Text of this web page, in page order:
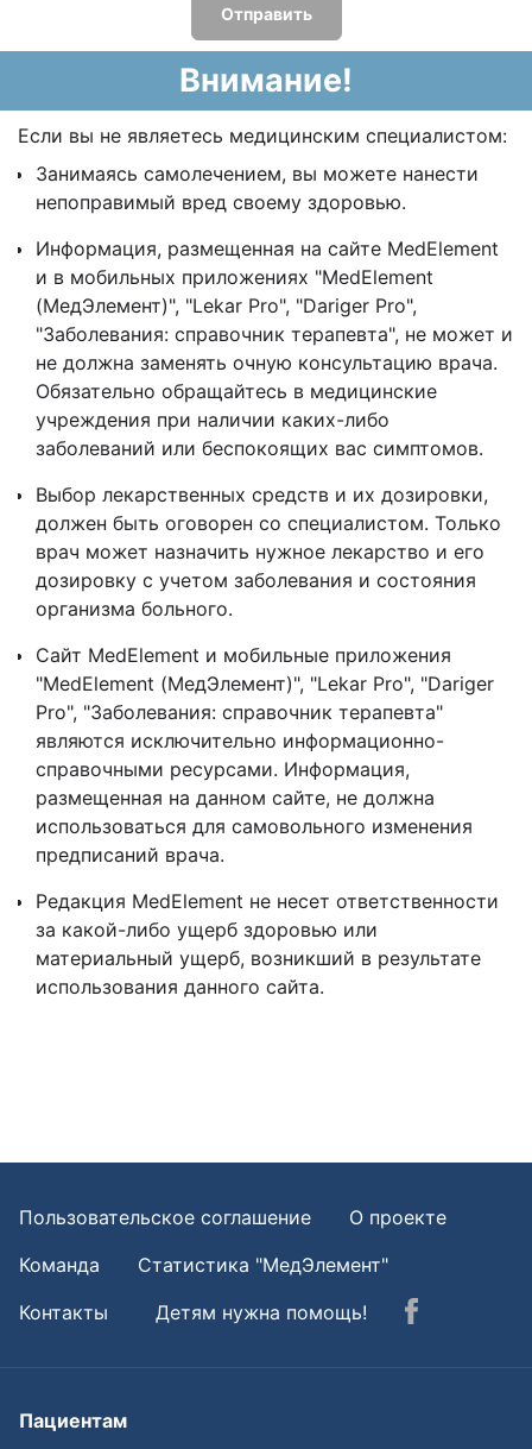
Отправить
Внимание!
Если вы не являетесь медицинским специалистом:
Занимаясь самолечением, вы можете нанести
непоправимый вред своему здоровью.
Информация, размещенная на сайте MedElement
и в мобильных приложениях "MedElement
(МедЭлемент)", "Lekar Pro", "Dariger Pro",
"Заболевания: справочник терапевта", не может и
не должна заменять очную консультацию врача.
Обязательно обращайтесь в медицинские
учреждения при наличии каких-либо
заболеваний или беспокоящих вас симптомов.
Выбор лекарственных средств и их дозировки,
должен быть оговорен со специалистом. Только
врач может назначить нужное лекарство и его
дозировку с учетом заболевания и состояния
организма больного.
Сайт MedElement и мобильные приложения
"MedElement (МедЭлемент)", "Lekar Pro", "Dariger
Pro", "Заболевания: справочник терапевта"
являются исключительно информационно-
справочными ресурсами. Информация,
размещенная на данном сайте, не должна
использоваться для самовольного изменения
предписаний врача.
Редакция MedElement не несет ответственности
за какой-либо ущерб здоровью или
материальный ущерб, возникший в результате
использования данного сайта.
Пользовательское соглашение
О проекте
Команда
Статистика "МедЭлемент"
Контакты
Детям нужна помощь!
Пациентам